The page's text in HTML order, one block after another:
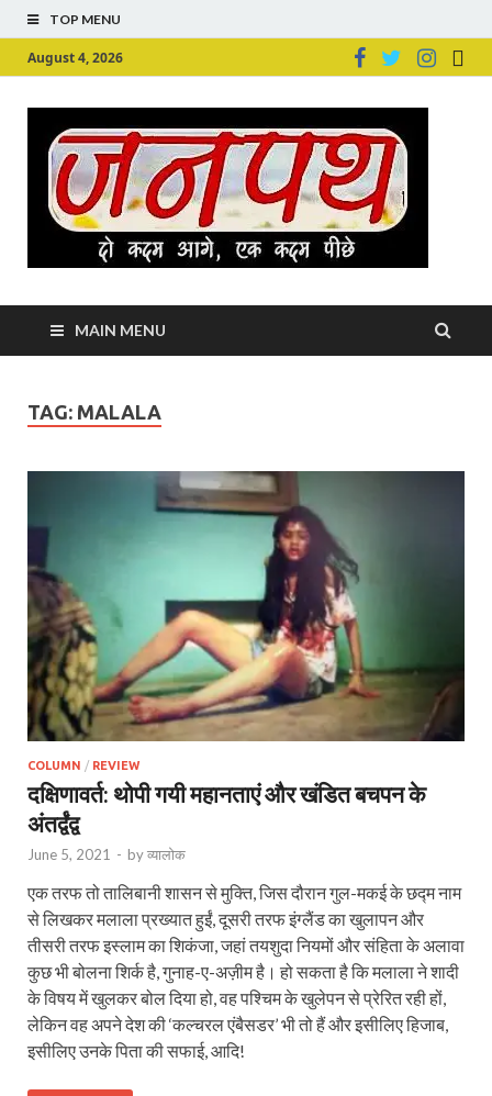
TOP MENU
August 4, 2026
MAIN MENU
TAG: MALALA
COLUMN / REVIEW
दक्षिणावर्त: थोपी गयी महानताएं और खंडित बचपन के
अंतर्द्वंद्व
June 5, 2021 - byव्यालोक
एक तरफ तो तालिबानी शासन से मुक्ति, जिस दौरान गुल-मकई के छद्म नाम
से लिखकर मलाला प्रख्यात हुईं, दूसरी तरफ इंग्लैंड का खुलापन और
तीसरी तरफ इस्लाम का शिकंजा, जहां तयशुदा नियमों और संहिता के अलावा
कुछ भी बोलना शिर्क है, गुनाह-ए-अज़ीम है। हो सकता है कि मलाला ने शादी
के विषय में खुलकर बोल दिया हो, वह पश्चिम के खुलेपन से प्रेरित रही हों,
लेकिन वह अपने देश की ‘कल्चरल एंबैसडर’ भी तो हैं और इसीलिए हिजाब,
इसीलिए उनके पिता की सफाई, आदि!